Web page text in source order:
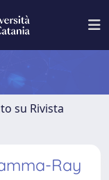
su Rivista
Ray